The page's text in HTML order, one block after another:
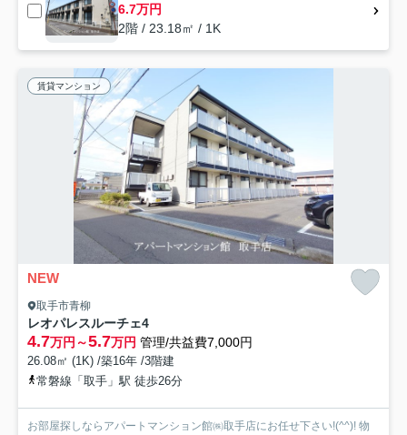
6.7万円
2階 / 23.18㎡ / 1K
賃貸マンション
NEW
取手市青柳
レオパレスルーチェ4
4.7万円～5.7万円 管理/共益費7,000円
26.08㎡ (1K) /築16年 /3階建
常磐線「取手」駅 徒歩26分
お部屋探しならアパートマンション館㈱取手店にお任せ下さい!(^^)! 物